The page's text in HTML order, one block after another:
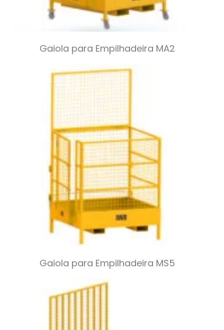
Gaiola para Empilhadeira MA2
Gaiola para Empilhadeira MS5